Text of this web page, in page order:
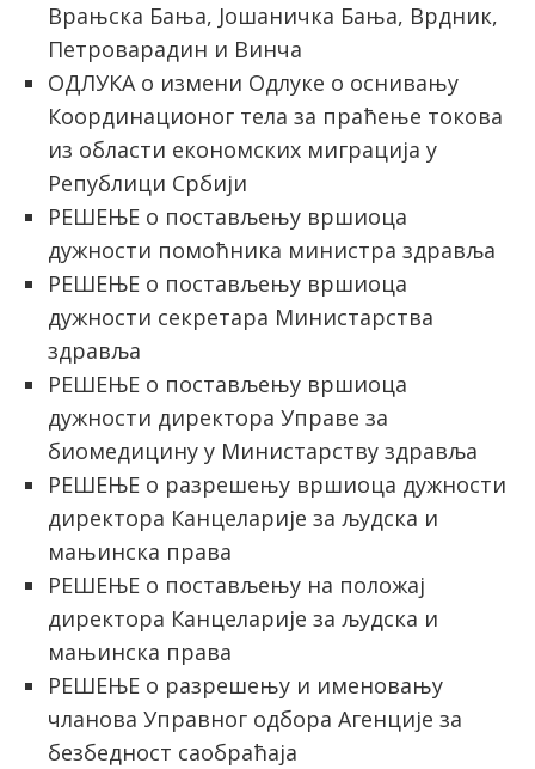
Врањска Бања, Јошаничка Бања, Врдник,
Петроварадин и Винча
ОДЛУКА о измени Одлуке о оснивању
Координационог тела за праћење токова
из области економских миграција у
Републици Србији
РЕШЕЊЕ о постављењу вршиоца
дужности помоћника министра здравља
РЕШЕЊЕ о постављењу вршиоца
дужности секретара Министарства
здравља
РЕШЕЊЕ о постављењу вршиоца
дужности директора Управе за
биомедицину у Министарству здравља
РЕШЕЊЕ о разрешењу вршиоца дужности
директора Канцеларије за људска и
мањинска права
РЕШЕЊЕ о постављењу на положај
директора Канцеларије за људска и
мањинска права
РЕШЕЊЕ о разрешењу и именовању
чланова Управног одбора Агенције за
безбедност саобраћаја